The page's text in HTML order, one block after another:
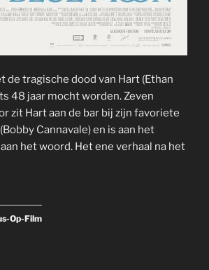
de tragische dood van Hart (Ethan
48 jaar mocht worden. Zeven
zit Hart aan de bar bij zijn favoriete
Cannavale) en is aan het
het woord. Het ene verhaal na het
Op-Film